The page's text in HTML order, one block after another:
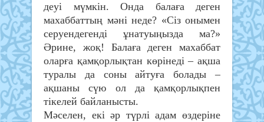
деуі мүмкін. Онда балаға деген
махаббаттың мәні неде? «Сіз онымен
серуендегенді ұнатуыңызда ма?»
Әрине, жоқ! Балаға деген махаббат
оларға қамқорлықтан көрінеді – ақша
туралы да соны айтуға болады –
ақшаны сүю ол да қамқорлықпен
тікелей байланысты.
Мәселен, екі әр түрлі адам өздеріне